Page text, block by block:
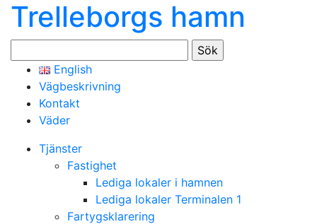
Trelleborgs hamn
efter:
English
Vägbeskrivning
Kontakt
Väder
Tjänster
Fastighet
Lediga lokaler i hamnen
Lediga lokaler Terminalen 1
Fartygsklarering